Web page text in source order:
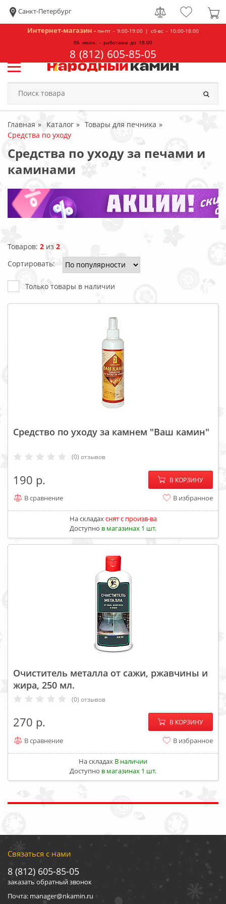
Санкт-Петербург
Интернет-магазин - пн-пт - 9:00-19:00 | сб-вс - 10:00-18:00
06 июля. - работаем до 18.00
8 (812) 605-85-05
Главная Каталог
Товары для печника
Средства по уходу
Средства по уходу за печами и
каминами
Товаров: 2 из 2
Сортировать:
Только товары в наличии
Средство по уходу за камнем "Ваш камин"
(0) отзывов
190 − +
В КОРЗИНУ
В сравнение В избранное
На складахcнят с произв-ва
Доступно в магазинах 1 шт.
Очиститель металла от сажи, ржавчины и
жира, 250 мл.
(0) отзывов
270 − +
В КОРЗИНУ
В сравнение В избранное
На складах В наличии
Доступно в магазинах 1 шт.
Связаться с нами
8 (812) 605-85-05
заказать обратный звонок
Почта: manager@nkamin.ru